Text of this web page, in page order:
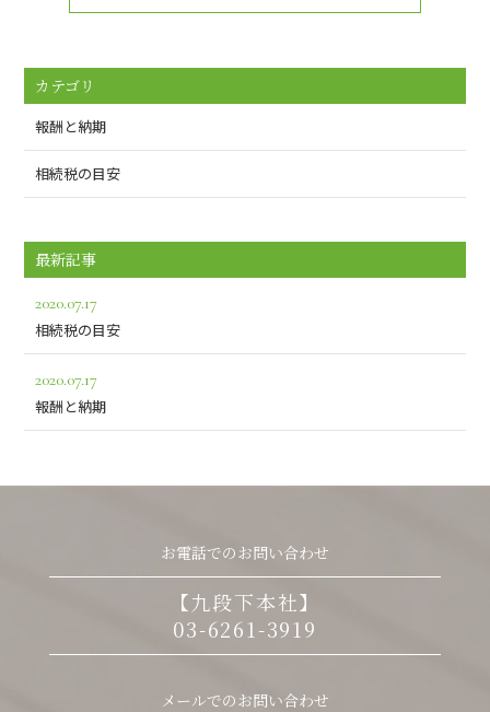
カテゴリ
報酬と納期
相続税の目安
最新記事
2020.07.17
相続税の目安
2020.07.17
報酬と納期
お電話でのお問い合わせ
【九段下本社】
03-6261-3919
メールでのお問い合わせ